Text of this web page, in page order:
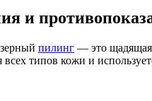
и
пилинг — это щадящая
всех типов кожи и